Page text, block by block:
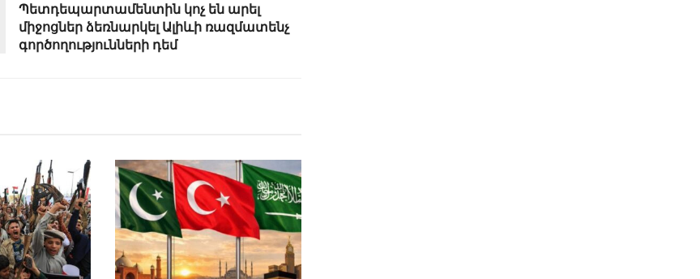
Պետդեպարտամենտին կոչ են արել
միջոցներ ձեռնարկել Ալիևի ռազմատենչ
գործողությունների դեմ